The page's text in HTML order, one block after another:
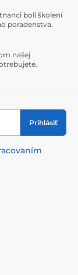
boli školení
poradenstva.
našej
Prihlásiť